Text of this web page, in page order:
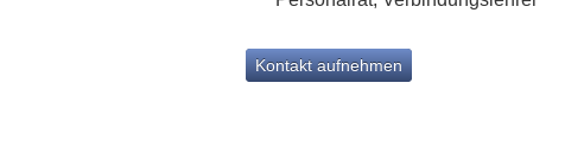
Kontakt aufnehmen